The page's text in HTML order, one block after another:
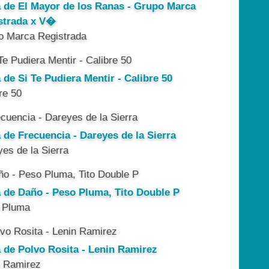
de El Mayor de los Ranas - Grupo Marca
x V�
Marca Registrada
de Si Te Pudiera Mentir - Calibre 50
50
de Frecuencia - Dareyes de la Sierra
de la Sierra
de Daño - Peso Pluma, Tito Double P
de Polvo Rosita - Lenin Ramirez
Ramirez